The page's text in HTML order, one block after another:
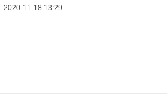
2020-11-18 13:29